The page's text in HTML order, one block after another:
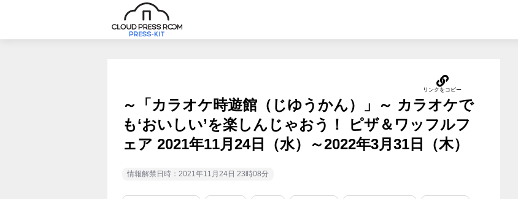
～「カラオケ時遊館（じゆうかん）」～ カラオケで
も‘おいしい’を楽しんじゃおう！ ピザ＆ワッフルフ
ェア 2021年11月24日（水）～2022年3月31日（木）
情報解禁日時：2021年11月24日 23時08分